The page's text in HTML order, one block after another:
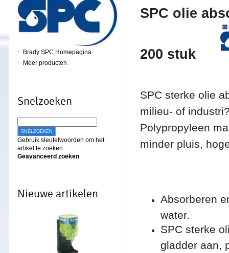
Brady SPC Homepagina
Meer producten
Snelzoeken
SNELZOEKEN
Gebruik sleutelwoorden om het
artikel te zoeken.
Geavanceerd zoeken
Nieuwe artikelen
SPC olie
200 stuk
SPC sterke olie
milieu- of
Polypropyleen
minder pluis,
Absorberen
water.
SPC sterke
gladder aan,